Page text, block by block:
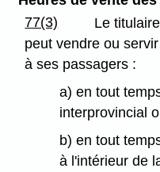
77(3)
Le
peut vendre ou
à ses passagers :
a) en tout
interprovincial
b) en tout
à l'intérieur de